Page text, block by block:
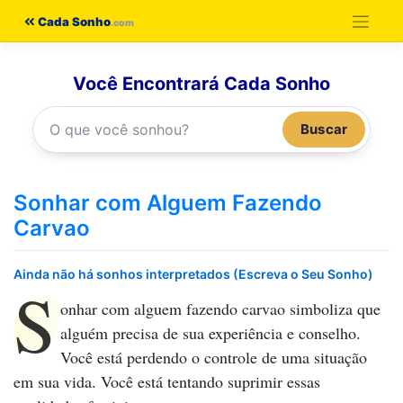
Cada Sonho
Você Encontrará Cada Sonho
Buscar
Sonhar com Alguem Fazendo
Carvao
Ainda não há sonhos interpretados (Escreva o Seu Sonho)
S onhar com alguem fazendo carvao simboliza que
alguém precisa de sua experiência e conselho.
Você está perdendo o controle de uma situação
em sua vida. Você está tentando suprimir essas